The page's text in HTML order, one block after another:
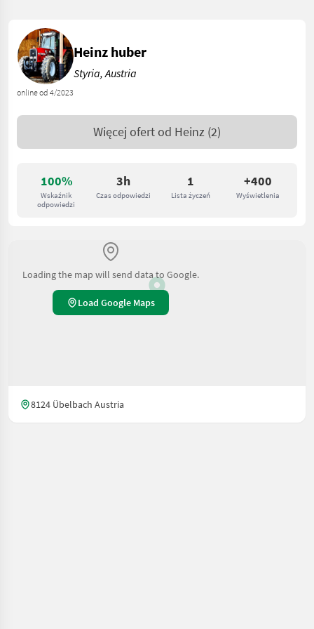
100%
Wskaźnik
odpowiedzi
3h
Czas odpowiedzi
1
Lista życzeń
+400
Wyświetlenia
online od 4/2023
Heinz huber
Styria, Austria
Więcej ofert od Heinz (2)
Loading the map will send data to Google.
Load Google Maps
8124 Übelbach Austria